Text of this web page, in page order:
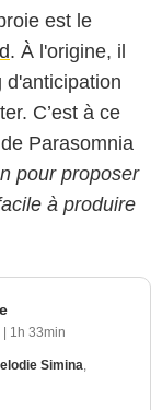
est le
. À l'origine, il
d'anticipation
C’est à ce
Parasomnia
pour proposer
à produire
1h 33min
Simina,